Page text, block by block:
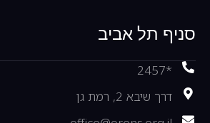
סניף תל אביב
*2457
דרך שיבא 2, רמת גן